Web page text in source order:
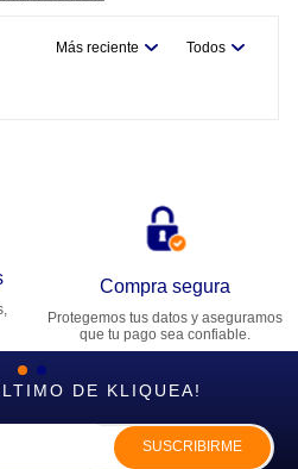
Más reciente Todos
Compra segura
Protegemos tus datos y aseguramos
que tu pago sea confiable.
DE KLIQUEA!
SUSCRIBIRME